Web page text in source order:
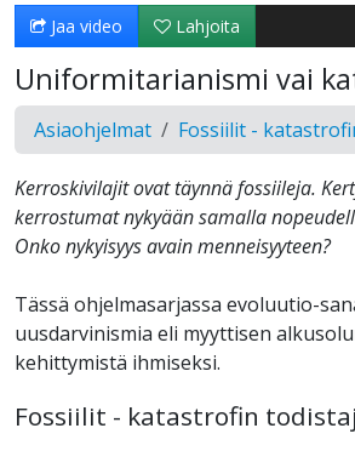
Jaa video Lahjoita
Uniformitarianismi vai
Asiaohjelmat Fossiilit -
Kerroskivilajit ovat täynnä fossiileja.
kerrostumat nykyään samalla
Onko nykyisyys avain menneisyyteen?
Tässä ohjelmasarjassa evoluutio-
uusdarvinismia eli myyttisen
kehittymistä ihmiseksi.
Fossiilit - katastrofin